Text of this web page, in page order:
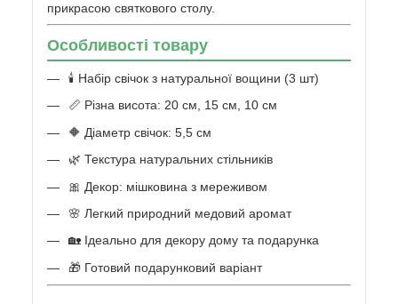
прикрасою святкового столу.
Особливості товару
🕯️ Набір свічок з натуральної вощини (3 шт)
📏 Різна висота: 20 см, 15 см, 10 см
🔶 Діаметр свічок: 5,5 см
🌿 Текстура натуральних стільників
🎀 Декор: мішковина з мереживом
🌸 Легкий природний медовий аромат
🏡 Ідеально для декору дому та подарунка
🎁 Готовий подарунковий варіант